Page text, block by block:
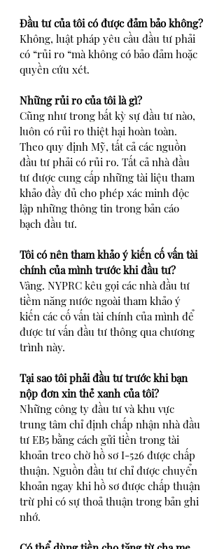
Đầu tư của tôi có được đảm bảo không?
Không, luật pháp yêu cầu đầu tư phải
có “rủi ro “mà không có bảo đảm hoặc
quyền cứu xét.
Những rủi ro của tôi là gì?
Cũng như trong bất kỳ sự đầu tư nào,
luôn có rủi ro thiệt hại hoàn toàn.
Theo quy định Mỹ, tất cả các nguồn
đầu tư phải có rủi ro. Tất cả nhà đầu
tư được cung cấp những tài liệu tham
khảo đầy đủ cho phép xác minh độc
lập những thông tin trong bản cáo
bạch đầu tư.
Tôi có nên tham khảo ý kiến cố vấn tài
chính của mình trước khi đầu tư?
Vâng. NYPRC kêu gọi các nhà đầu tư
tiềm năng nước ngoài tham khảo ý
kiến các cố vấn tài chính của mình để
được tư vấn đầu tư thông qua chương
trình này.
Tại sao tôi phải đầu tư trước khi bạn
nộp đơn xin thẻ xanh của tôi?
Những công ty đầu tư và khu vực
trung tâm chỉ định chấp nhận nhà đầu
tư EB5 bằng cách gửi tiền trong tài
khoản treo chờ hồ sơ I-526 được chấp
thuận. Nguồn đầu tư chỉ được chuyển
khoản ngay khi hồ sơ được chấp thuận
trừ phi có sự thoả thuận trong bản ghi
nhớ.